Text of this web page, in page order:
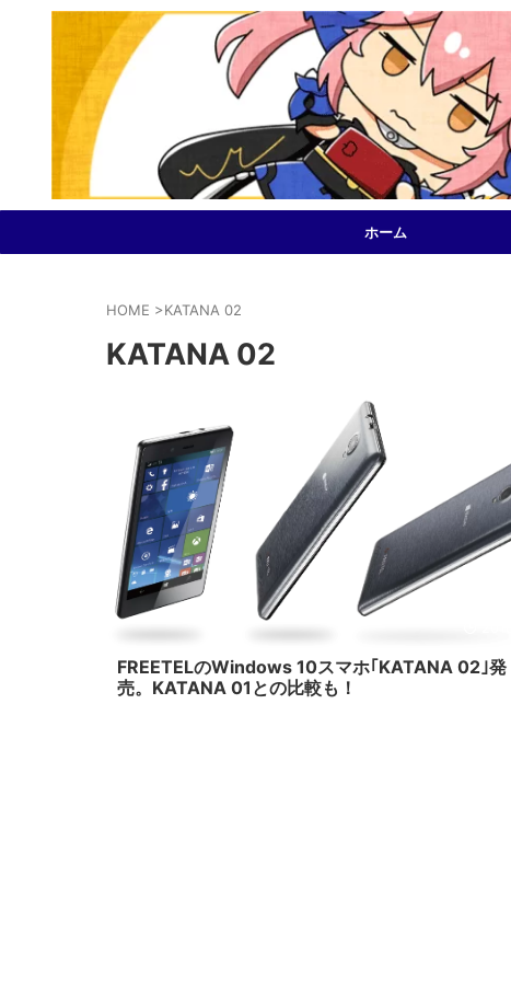
ホーム
HOME >KATANA 02
KATANA 02
FREETELのWindows 10スマホ｢KATANA 02｣発
売。KATANA 01との比較も！